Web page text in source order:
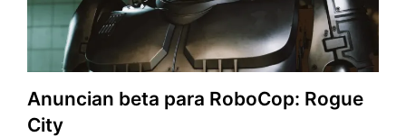
Anuncian beta para RoboCop: Rogue
City